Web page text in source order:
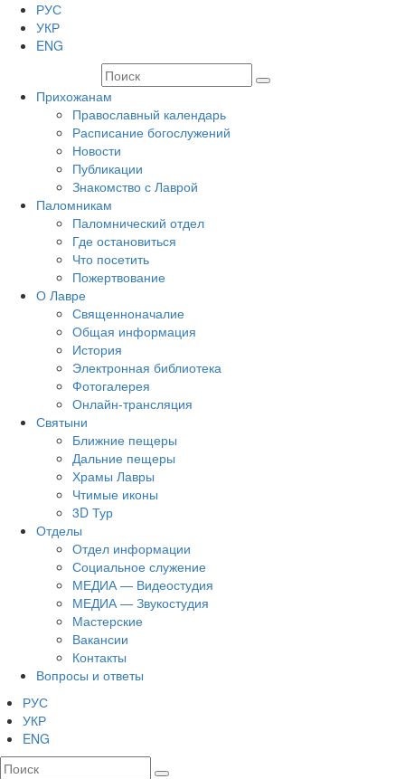
РУС
УКР
ENG
Прихожанам
Православный календарь
Расписание богослужений
Новости
Публикации
Знакомство с Лаврой
Паломникам
Паломнический отдел
Где остановиться
Что посетить
Пожертвование
О Лавре
Священноначалие
Общая информация
История
Электронная библиотека
Фотогалерея
Онлайн-трансляция
Святыни
Ближние пещеры
Дальние пещеры
Храмы Лавры
Чтимые иконы
3D Тур
Отделы
Отдел информации
Социальное служение
МЕДИА — Видеостудия
МЕДИА — Звукостудия
Мастерские
Вакансии
Контакты
Вопросы и ответы
РУС
УКР
ENG